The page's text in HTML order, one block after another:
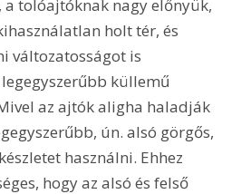
tolóajtóknak nagy előnyük,
holt tér, és
változatosságot is
küllemű
az ajtók aligha haladják
ún. alsó görgős,
használni. Ehhez
hogy az alsó és felső